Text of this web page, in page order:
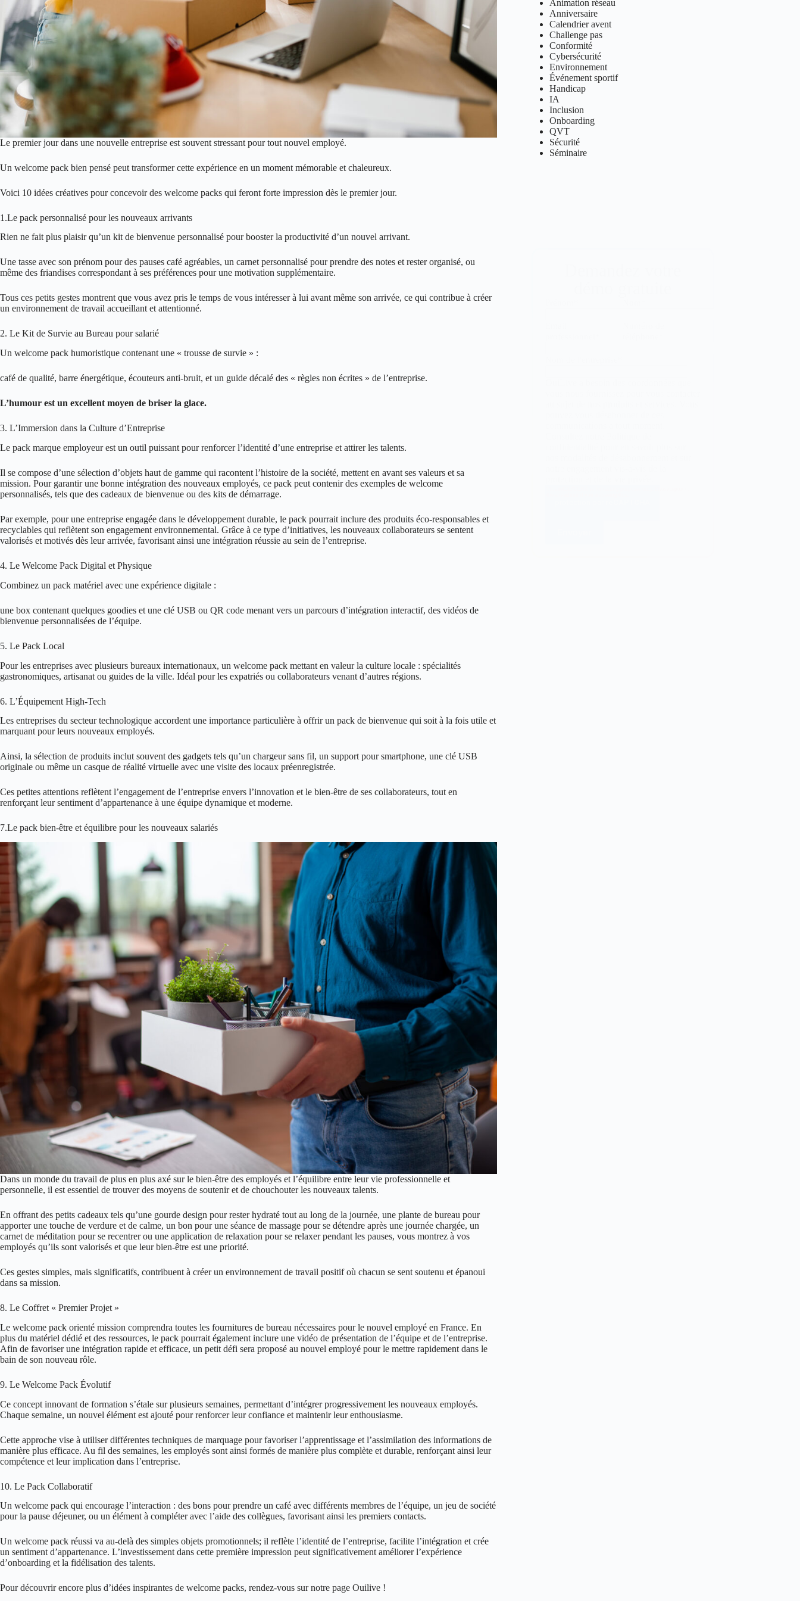
Le premier jour dans une nouvelle entreprise est souvent stressant pour tout nouvel employé.
Un welcome pack bien pensé peut transformer cette expérience en un moment mémorable et chaleureux.
Voici 10 idées créatives pour concevoir des welcome packs qui feront forte impression dès le premier jour.
1.Le pack personnalisé pour les nouveaux arrivants
Rien ne fait plus plaisir qu’un kit de bienvenue personnalisé pour booster la productivité d’un nouvel arrivant.
Une tasse avec son prénom pour des pauses café agréables, un carnet personnalisé pour prendre des notes et rester organisé, ou
même des friandises correspondant à ses préférences pour une motivation supplémentaire.
Tous ces petits gestes montrent que vous avez pris le temps de vous intéresser à lui avant même son arrivée, ce qui contribue à créer
un environnement de travail accueillant et attentionné.
2. Le Kit de Survie au Bureau pour salarié
Un welcome pack humoristique contenant une « trousse de survie » :
café de qualité, barre énergétique, écouteurs anti-bruit, et un guide décalé des « règles non écrites » de l’entreprise.
L’humour est un excellent moyen de briser la glace.
3. L’Immersion dans la Culture d’Entreprise
Le pack marque employeur est un outil puissant pour renforcer l’identité d’une entreprise et attirer les talents.
Il se compose d’une sélection d’objets haut de gamme qui racontent l’histoire de la société, mettent en avant ses valeurs et sa
mission. Pour garantir une bonne intégration des nouveaux employés, ce pack peut contenir des exemples de welcome
personnalisés, tels que des cadeaux de bienvenue ou des kits de démarrage.
Par exemple, pour une entreprise engagée dans le développement durable, le pack pourrait inclure des produits éco-responsables et
recyclables qui reflètent son engagement environnemental. Grâce à ce type d’initiatives, les nouveaux collaborateurs se sentent
valorisés et motivés dès leur arrivée, favorisant ainsi une intégration réussie au sein de l’entreprise.
4. Le Welcome Pack Digital et Physique
Combinez un pack matériel avec une expérience digitale :
une box contenant quelques goodies et une clé USB ou QR code menant vers un parcours d’intégration interactif, des vidéos de
bienvenue personnalisées de l’équipe.
5. Le Pack Local
Pour les entreprises avec plusieurs bureaux internationaux, un welcome pack mettant en valeur la culture locale : spécialités
gastronomiques, artisanat ou guides de la ville. Idéal pour les expatriés ou collaborateurs venant d’autres régions.
6. L’Équipement High-Tech
Les entreprises du secteur technologique accordent une importance particulière à offrir un pack de bienvenue qui soit à la fois utile et
marquant pour leurs nouveaux employés.
Ainsi, la sélection de produits inclut souvent des gadgets tels qu’un chargeur sans fil, un support pour smartphone, une clé USB
originale ou même un casque de réalité virtuelle avec une visite des locaux préenregistrée.
Ces petites attentions reflètent l’engagement de l’entreprise envers l’innovation et le bien-être de ses collaborateurs, tout en
renforçant leur sentiment d’appartenance à une équipe dynamique et moderne.
7.Le pack bien-être et équilibre pour les nouveaux salariés
Dans un monde du travail de plus en plus axé surle bien-être des employés et l’équilibre entre leur vie professionnelle et
personnelle, il est essentiel de trouver des moyens de soutenir et de chouchouter les nouveaux talents.
En offrant des petits cadeaux tels qu’une gourde design pour rester hydraté tout au long de la journée, une plante de bureau pour
apporter une touche de verdure et de calme, un bon pour une séance de massage pour se détendre après une journée chargée, un
carnet de méditation pour se recentrer ou une application de relaxation pour se relaxer pendant les pauses, vous montrez à vos
employés qu’ils sont valorisés et que leur bien-être est une priorité.
Ces gestes simples, mais significatifs, contribuent à créer un environnement de travail positif où chacun se sent soutenu et épanoui
dans sa mission.
8. Le Coffret « Premier Projet »
Le welcome pack orienté mission comprendra toutes les fournitures de bureau nécessaires pour le nouvel employé en France. En
plus du matériel dédié et des ressources, le pack pourrait également inclure une vidéo de présentation de l’équipe et de l’entreprise.
Afin de favoriser une intégration rapide et efficace, un petit défi sera proposé au nouvel employé pour le mettre rapidement dans le
bain de son nouveau rôle.
9. Le Welcome Pack Évolutif
Ce concept innovant de formation s’étale sur plusieurs semaines, permettant d’intégrer progressivement les nouveaux employés.
Chaque semaine, un nouvel élément est ajouté pour renforcer leur confiance et maintenir leur enthousiasme.
Cette approche vise à utiliser différentes techniques de marquage pour favoriser l’apprentissage et l’assimilation des informations de
manière plus efficace. Au fil des semaines, les employés sont ainsi formés de manière plus complète et durable, renforçant ainsi leur
compétence et leur implication dans l’entreprise.
10. Le Pack Collaboratif
Un welcome pack qui encourage l’interaction : des bons pour prendre un café avec différents membres de l’équipe, un jeu de société
pour la pause déjeuner, ou un élément à compléter avec l’aide des collègues, favorisant ainsi les premiers contacts.
Un welcome pack réussi va au-delà des simples objets promotionnels; il reflète l’identité de l’entreprise, facilite l’intégration et crée
un sentiment d’appartenance. L’investissement dans cette première impression peut significativement améliorer l’expérience
d’onboarding et la fidélisation des talents.
Pour découvrir encore plus d’idées inspirantes de welcome packs, rendez-vous sur notre page Ouilive !
Animation réseau
Anniversaire
Calendrier avent
Challenge pas
Conformité
Cybersécurité
Environnement
Événement sportif
Handicap
IA
Inclusion
Onboarding
QVT
Sécurité
Séminaire